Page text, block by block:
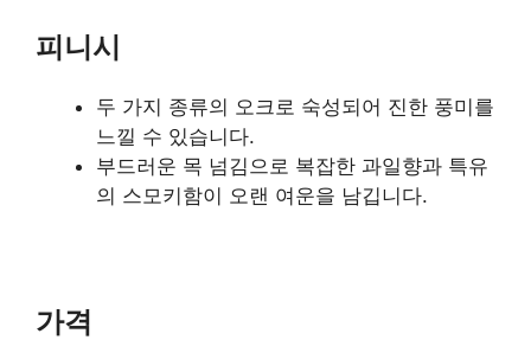
피니시
두 가지 종류의 오크로 숙성되어 진한 풍미를
느낄 수 있습니다.
부드러운 목 넘김으로 복잡한 과일향과 특유
의 스모키함이 오랜 여운을 남깁니다.
가격